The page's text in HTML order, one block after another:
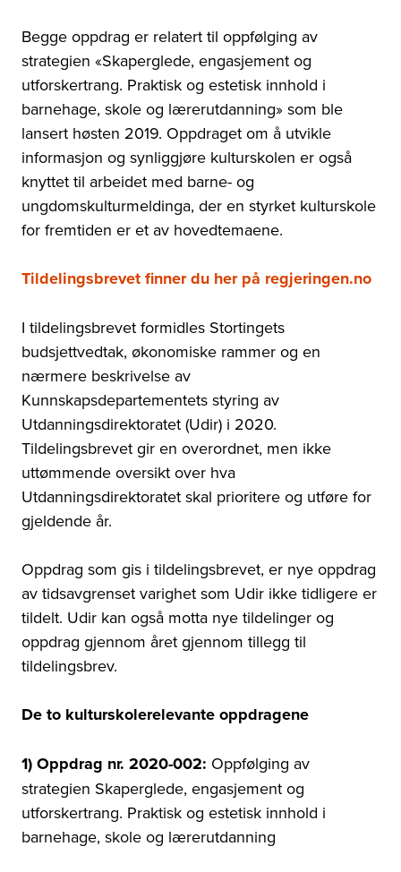
Begge oppdrag er relatert til oppfølging av
strategien «Skaperglede, engasjement og
utforskertrang. Praktisk og estetisk innhold i
barnehage, skole og lærerutdanning» som ble
lansert høsten 2019. Oppdraget om å utvikle
informasjon og synliggjøre kulturskolen er også
knyttet til arbeidet med barne- og
ungdomskulturmeldinga, der en styrket kulturskole
for fremtiden er et av hovedtemaene.
Tildelingsbrevet finner du her på regjeringen.no
I tildelingsbrevet formidles Stortingets
budsjettvedtak, økonomiske rammer og en
nærmere beskrivelse av
Kunnskapsdepartementets styring av
Utdanningsdirektoratet (Udir) i 2020.
Tildelingsbrevet gir en overordnet, men ikke
uttømmende oversikt over hva
Utdanningsdirektoratet skal prioritere og utføre for
gjeldende år.
Oppdrag som gis i tildelingsbrevet, er nye oppdrag
av tidsavgrenset varighet som Udir ikke tidligere er
tildelt. Udir kan også motta nye tildelinger og
oppdrag gjennom året gjennom tillegg til
tildelingsbrev.
De to kulturskolerelevante oppdragene
1) Oppdrag nr. 2020-002: Oppfølging av
strategien Skaperglede, engasjement og
utforskertrang. Praktisk og estetisk innhold i
barnehage, skole og lærerutdanning